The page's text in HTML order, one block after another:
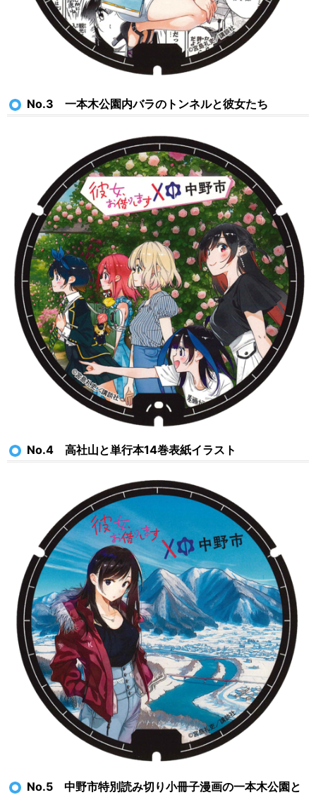
No.3 一本木公園内バラのトンネルと彼女たち
No.4 高社山と単行本14巻表紙イラスト
No.5 中野市特別読み切り小冊子漫画の一本木公園と